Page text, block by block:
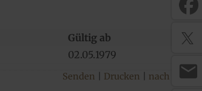
Gültig ab
02.​05.​1979
Senden Drucken nach oben
mail